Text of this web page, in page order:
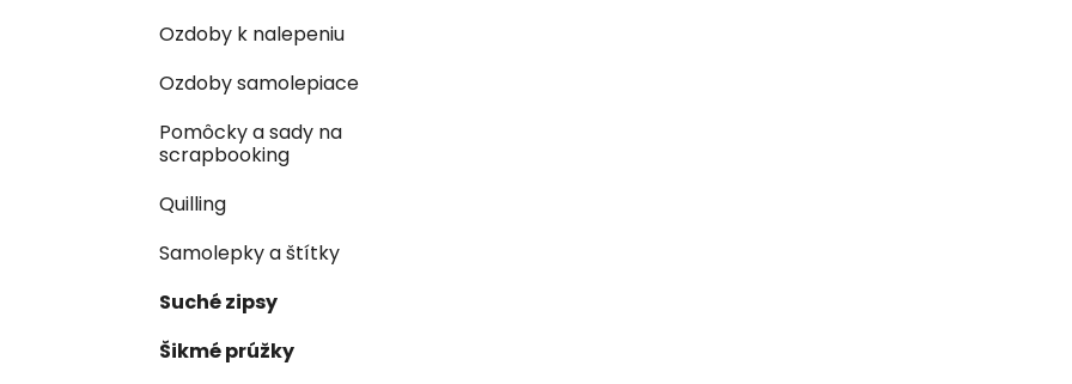
Ozdoby k nalepeniu
Ozdoby samolepiace
Pomôcky a sady na
scrapbooking
Quilling
Samolepky a štítky
Suché zipsy
Šikmé prúžky